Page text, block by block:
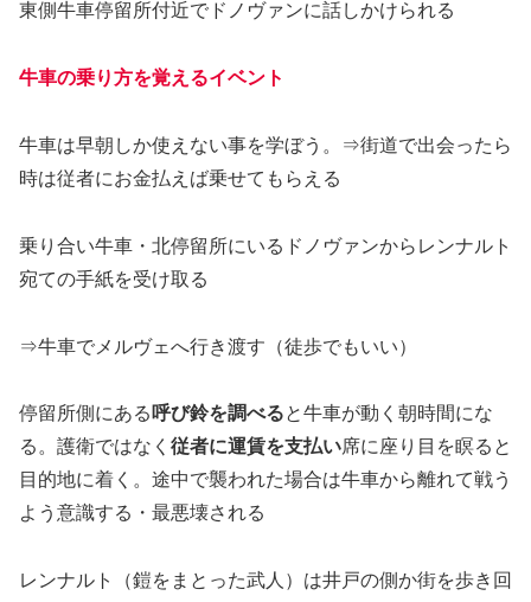
東側牛車停留所付近でドノヴァンに話しかけられる
牛車の乗り方を覚えるイベント
牛車は早朝しか使えない事を学ぼう。⇒街道で出会ったら
時は従者にお金払えば乗せてもらえる
乗り合い牛車・北停留所にいるドノヴァンからレンナルト
宛ての手紙を受け取る
⇒牛車でメルヴェへ行き渡す（徒歩でもいい）
停留所側にある呼び鈴を調べると牛車が動く朝時間にな
る。護衛ではなく 従者に運賃を支払い席に座り目を瞑ると
目的地に着く。途中で襲われた場合は牛車から離れて戦う
よう意識する・最悪壊される
レンナルト（鎧をまとった武人）は井戸の側か街を歩き回